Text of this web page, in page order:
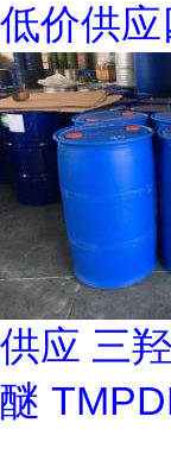
低价供
供应 三
醚